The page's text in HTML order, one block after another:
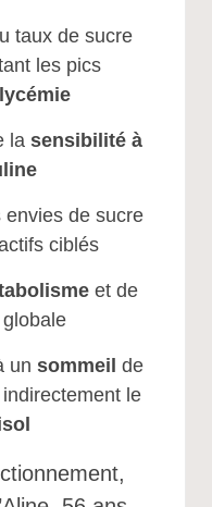
taux de sucre
les pics
la sensibilité à
envies de sucre
ciblés
et de
globale
un sommeil de
le